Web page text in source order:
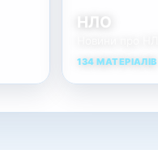
НЛО
134 МАТЕРІАЛІВ